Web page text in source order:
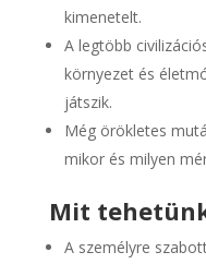
kimenetelt.
A legtöbb
környezet és
játszik.
Még örökletes
mikor és milyen
Mit
A személyre